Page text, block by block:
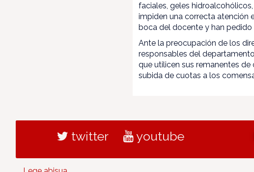
faciales, geles
impiden una correcta atención
boca del docente y han
Ante la preocupación de los
responsables del
que utilicen sus remanentes
subida de cuotas a los
twitter youtube